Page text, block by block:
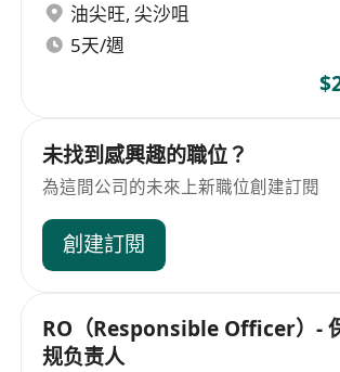
油尖旺, 尖沙咀
5天/週
未找到感興趣的職位？
為這間公司的未來上新職位創建訂閱
創建訂閱
RO（Responsible Officer）-
规负责人